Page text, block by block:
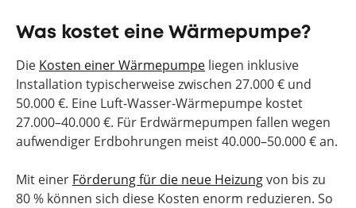
Was kostet eine Wärmepumpe?
Die Kosten einer Wärmepumpe liegen inklusive
Installation typischerweise zwischen 27.000 € und
50.000 €. Eine Luft-Wasser-Wärmepumpe kostet
27.000–40.000 €. Für Erdwärmepumpen fallen wegen
aufwendiger Erdbohrungen meist 40.000–50.000 € an.
Mit einer Förderung für die neue Heizungvon bis zu
80 % können sich diese Kosten enorm reduzieren. So